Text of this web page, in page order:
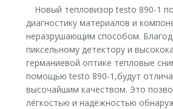
Новый тепловизор testo 890-1
диагностику материалов и
неразрушающим способом.
пиксельному детектору и
германиевой оптике тепловые
помощью testo 890-1,будут
высочайшим качеством. Это
лёгкостью и надёжностью